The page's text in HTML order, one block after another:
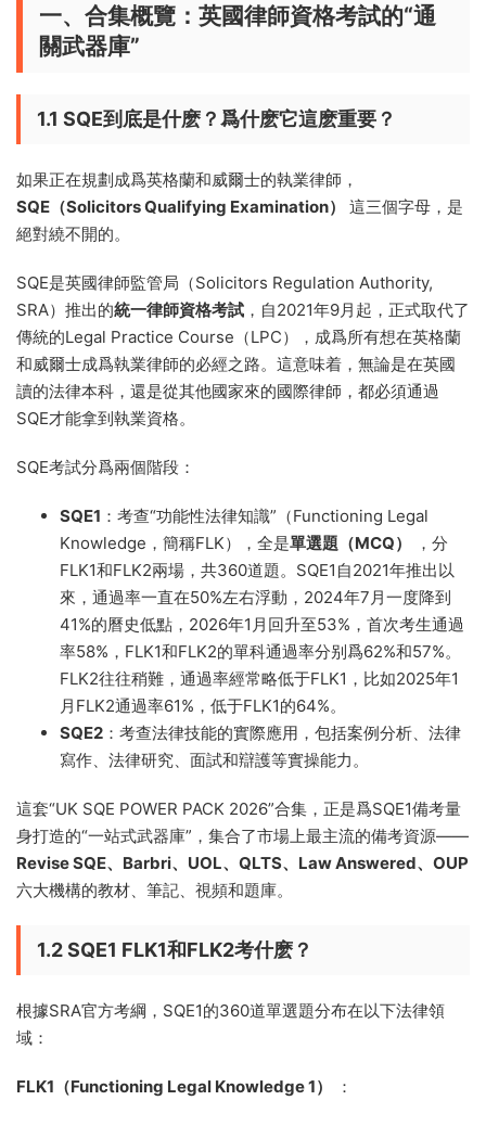
一、合集概覽：英國律師資格考試的“通
關武器庫”
1.1 SQE到底是什麽？爲什麽它這麽重要？
如果正在規劃成爲英格蘭和威爾士的執業律師，
SQE（Solicitors Qualifying Examination）
這三個字母，是
絕對繞不開的。
SQE是英國律師監管局（Solicitors Regulation Authority,
SRA）推出的統一律師資格考試 ，自2021年9月起，正式取代了
傳統的Legal Practice Course（LPC），成爲所有想在英格蘭
和威爾士成爲執業律師的必經之路。這意味着，無論是在英國
讀的法律本科，還是從其他國家來的國際律師，都必須通過
SQE才能拿到執業資格。
SQE考試分爲兩個階段：
SQE1 ：考查“功能性法律知識”（Functioning Legal
Knowledge，簡稱FLK），全是單選題（MCQ）
，分
FLK1和FLK2兩場，共360道題。SQE1自2021年推出以
來，通過率一直在50%左右浮動，2024年7月一度降到
41%的曆史低點，2026年1月回升至53%，首次考生通過
率58%，FLK1和FLK2的單科通過率分别爲62%和57%。
FLK2往往稍難，通過率經常略低于FLK1，比如2025年1
月FLK2通過率61%，低于FLK1的64%。
SQE2 ：考查法律技能的實際應用，包括案例分析、法律
寫作、法律研究、面試和辯護等實操能力。
這套“UK SQE POWER PACK 2026”合集，正是爲SQE1備考量
身打造的“一站式武器庫”，集合了市場上最主流的備考資源——
Revise SQE、Barbri、UOL、QLTS、Law Answered、OUP
六大機構的教材、筆記、視頻和題庫。
1.2 SQE1 FLK1和FLK2考什麽？
根據SRA官方考綱，SQE1的360道單選題分布在以下法律領
域：
FLK1（Functioning Legal Knowledge 1） ：